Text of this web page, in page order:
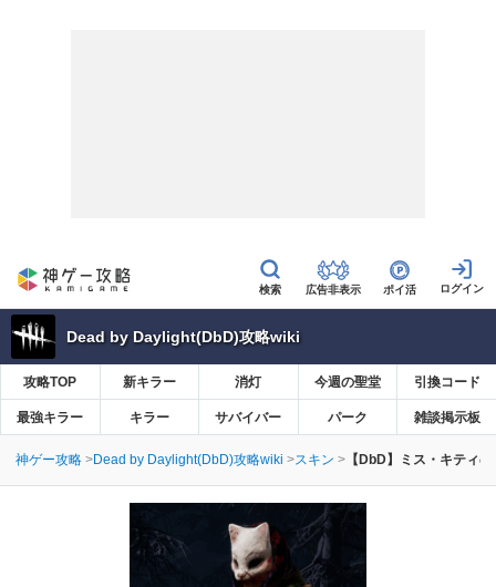
広告非表示 ポイ活
Dead by Daylight(DbD)攻略wiki
攻略TOP 新キラー 消灯 今週の聖堂 引換コード
最強キラー キラー サバイバー パーク 雑談掲示板
神ゲー攻略 Dead by Daylight(DbD)攻略wiki スキン 【DbD】ミス・キティ